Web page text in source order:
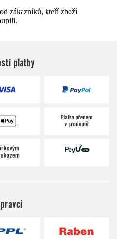
zákazníků, kteří zboží
platby